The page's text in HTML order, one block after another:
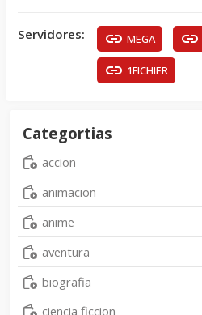
Servidores: MEGA
1FICHIER
Categortias
accion
animacion
anime
aventura
biografia
ciencia ficcion